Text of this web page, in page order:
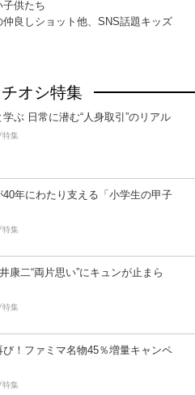
子供たち
良しショット他、SNS話題キッズ
オシ特集
ぶ 日常に潜む“人身取引”のリアル
特集
40年にわたり支える「小学生の甲子
特集
康二“両片思い”にキュンが止まら
特集
び！ファミマ名物45％増量キャンペ
特集